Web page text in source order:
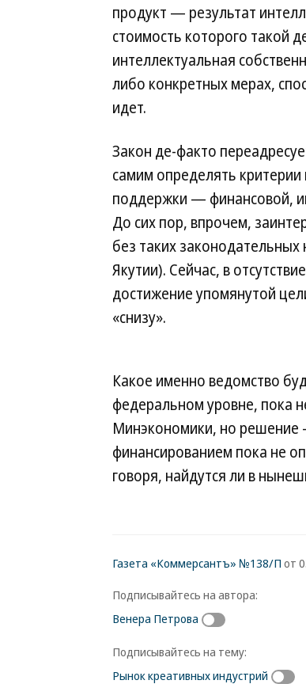
продукт — результат
стоимость которого такой
интеллектуальная
либо конкретных мерах,
идет.
Закон де-факто
самим определять
поддержки — финансовой,
До сих пор, впрочем,
без таких
Якутии). Сейчас, в
достижение упомянутой
«снизу».
Какое именно ведомство
федеральном уровне, пока
Минэкономики, но
финансированием пока не
говоря, найдутся ли в
Газета «Коммерсантъ» №138/П от
Подписывайтесь на автора:
Венера Петрова
Подписывайтесь на тему:
Рынок креативных индустрий